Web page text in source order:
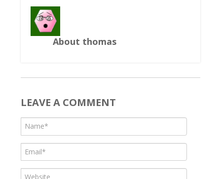
About thomas
LEAVE A COMMENT